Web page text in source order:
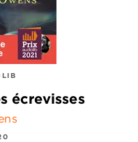
écrevisses